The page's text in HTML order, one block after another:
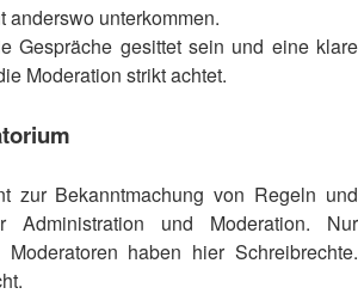
anderswo unterkommen.
Gespräche gesittet sein und eine klare
Moderation strikt achtet.
zur Bekanntmachung von Regeln und
Administration und Moderation. Nur
haben hier Schreibrechte.